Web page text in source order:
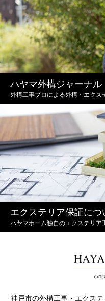
ハヤマ外構ジャーナル
外構工事プロによる外構・エクス
エクステリア保証につ
ハヤマホーム独自のエクステリア
神戸市の外構工事・エクス